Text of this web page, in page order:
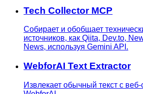
Tech Collector MCP
Собирает и обобщает
источников, как Qiita, Dev.to,
News, используя Gemini API.
WebforAI Text Extractor
Извлекает обычный текст с